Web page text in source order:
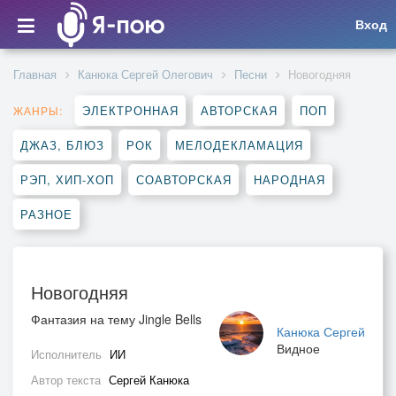
Вход
Главная Канюка Сергей Олегович Песни Новогодняя
ЖАНРЫ: ЭЛЕКТРОННАЯ АВТОРСКАЯ ПОП
ДЖАЗ, БЛЮЗ РОК МЕЛОДЕКЛАМАЦИЯ
РЭП, ХИП-ХОП СОАВТОРСКАЯ НАРОДНАЯ
РАЗНОЕ
Новогодняя
Канюка Сергей
Видное
Фантазия на тему Jingle Bells
Исполнитель ИИ
Автор текста Сергей Канюка